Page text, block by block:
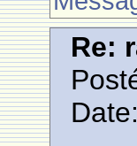
Re: